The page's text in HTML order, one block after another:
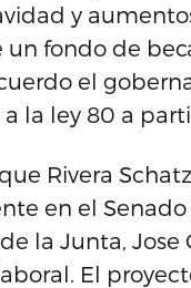
y
un fondo de
el
la ley 80 a
Rivera
en el
la Junta,
El